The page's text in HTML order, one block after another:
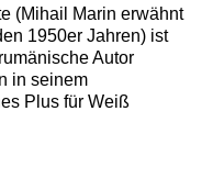
(Mihail Marin erwähnt
1950er Jahren) ist
Autor
in seinem
Plus für Weiß